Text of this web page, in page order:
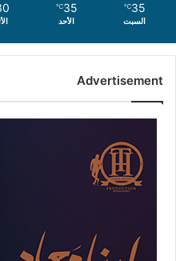
35
℃
السبت
35
℃
الأحد
Advertisement